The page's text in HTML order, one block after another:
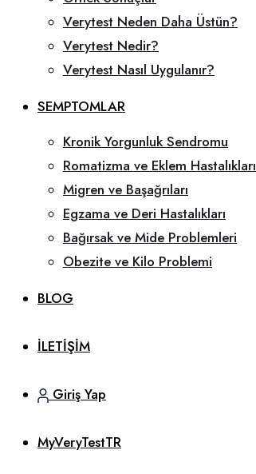
Verytest Neden Daha Üstün?
Verytest Nedir?
Verytest Nasıl Uygulanır?
SEMPTOMLAR
Kronik Yorgunluk Sendromu
Romatizma ve Eklem Hastalıkları
Migren ve Başağrıları
Egzama ve Deri Hastalıkları
Bağırsak ve Mide Problemleri
Obezite ve Kilo Problemi
BLOG
İLETİŞİM
Giriş Yap
MyVeryTestTR